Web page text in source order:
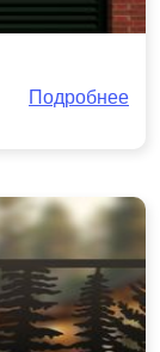
Подробнее